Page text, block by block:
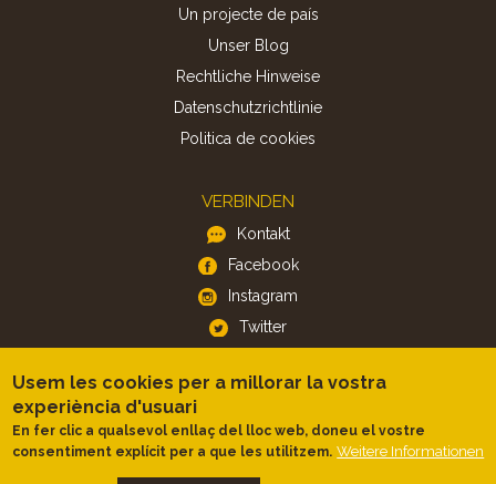
Un projecte de país
Unser Blog
Rechtliche Hinweise
Datenschutzrichtlinie
Politica de cookies
VERBINDEN
Kontakt
Facebook
Instagram
Twitter
APP
iOS
Android
Usem les cookies per a millorar la vostra
experiència d'usuari
En fer clic a qualsevol enllaç del lloc web, doneu el vostre
consentiment explícit per a que les utilitzem. Weitere Informationen